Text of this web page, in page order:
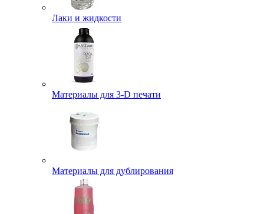
Лаки и жидкости
Материалы для 3-D печати
Материалы для дублирования